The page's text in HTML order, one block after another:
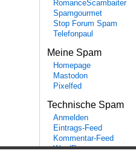
RomanceScambaiter
Spamgourmet
Stop Forum Spam
Telefonpaul
Meine Spam
Homepage
Mastodon
Pixelfed
Technische Spam
Anmelden
Eintrags-Feed
Kommentar-Feed
WordPress.org